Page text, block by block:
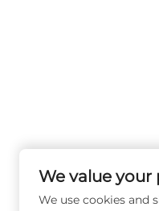
We value your
We use cookies and